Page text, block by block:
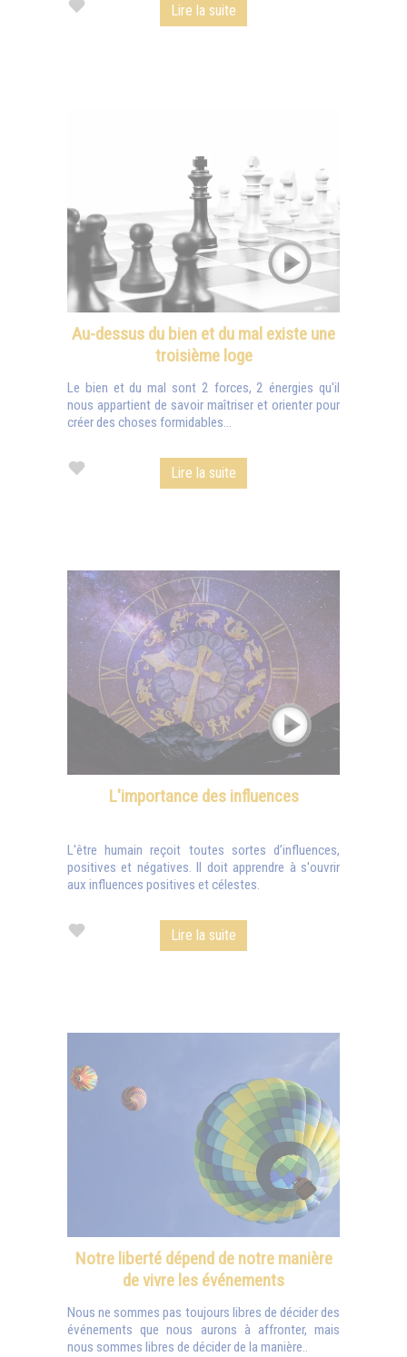
Lire la suite
Au-dessus du bien et du mal existe une
troisième loge
Le bien et du mal sont 2 forces, 2 énergies qu'il
nous appartient de savoir maîtriser et orienter pour
créer des choses formidables...
Lire la suite
L'importance des influences
L'être humain reçoit toutes sortes d’influences,
positives et négatives. Il doit apprendre à s'ouvrir
aux influences positives et célestes.
Lire la suite
Notre liberté dépend de notre manière
de vivre les événements
Nous ne sommes pas toujours libres de décider des
événements que nous aurons à affronter, mais
nous sommes libres de décider de la manière..